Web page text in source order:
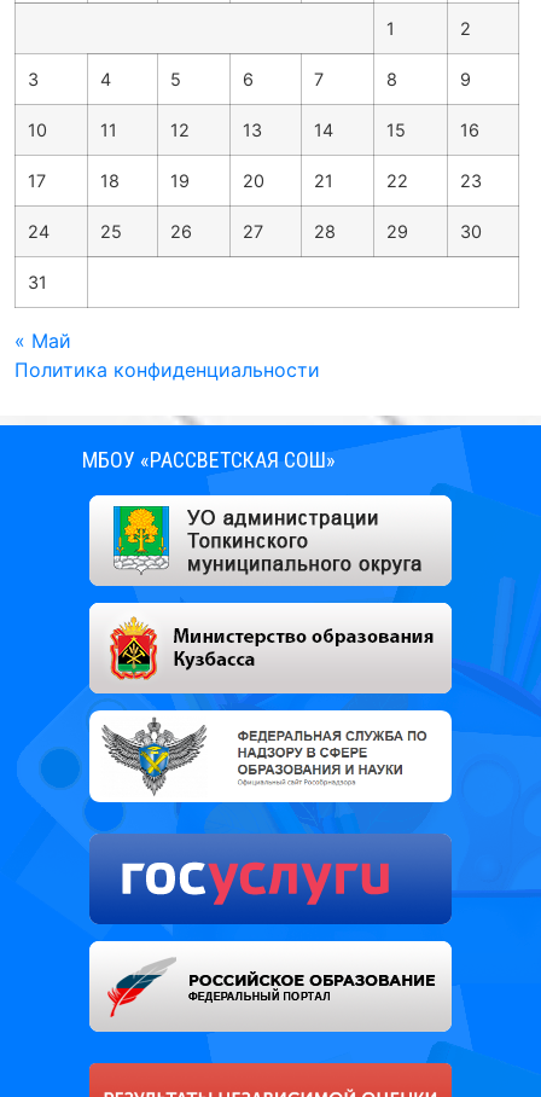
1 2
3 4 5 6 7 8 9
10 11 12 13 14 15 16
17 18 19 20 21 22 23
24 25 26 27 28 29 30
31
« Май
Политика конфиденциальности
МБОУ «РАССВЕТСКАЯ СОШ»